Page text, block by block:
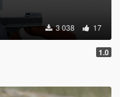
3 038 17
1.0